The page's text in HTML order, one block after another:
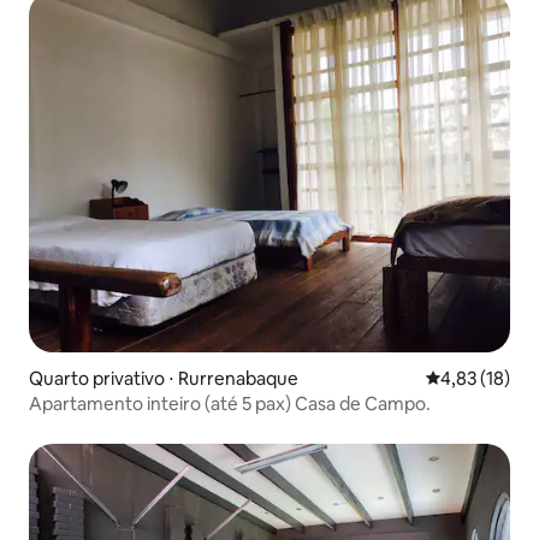
Quarto privativo ⋅ Rurrenabaque 4,83 de uma
4,83 (18)
Apartamento inteiro (até 5 pax) Casa de Campo.